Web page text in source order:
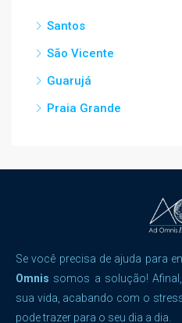
Santos
São Vicente
Guarujá
Praia Grande
Se você precisa de ajuda para
Omnis somos a solução!
sua vida, acabando com o
pode trazer para o seu dia a dia.